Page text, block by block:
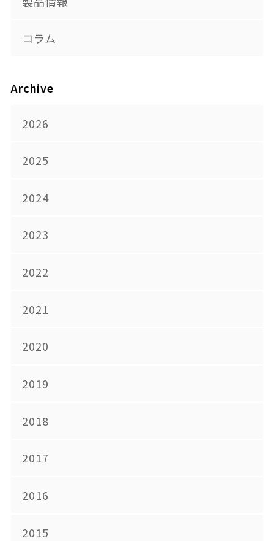
コラム
Archive
2026
2025
2024
2023
2022
2021
2020
2019
2018
2017
2016
2015